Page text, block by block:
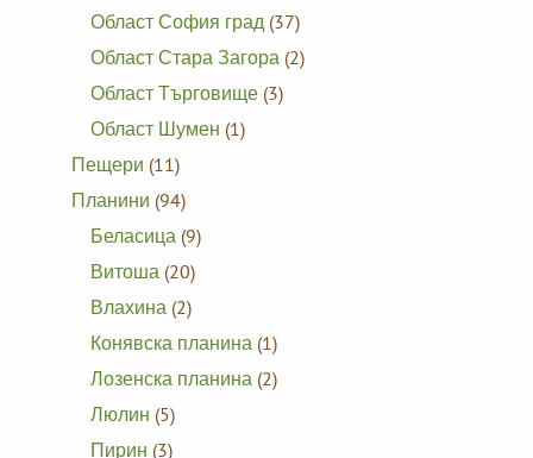
Област София град (37)
Област Стара Загора (2)
Област Търговище (3)
Област Шумен (1)
Пещери (11)
Планини (94)
Беласица (9)
Витоша (20)
Влахина (2)
Конявска планина (1)
Лозенска планина (2)
Люлин (5)
Пирин (3)